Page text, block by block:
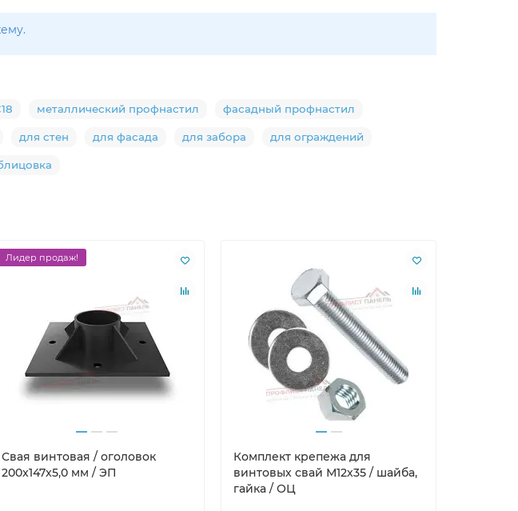
металлический профнастил фасадный профнастил
для стен для фасада для забора для ограждений
Лидер продаж!
Свая винтовая / оголовок
200x147x5,0 мм / ЭП
Комплект крепежа для
винтовых свай М12х35 / шайба,
гайка / ОЦ